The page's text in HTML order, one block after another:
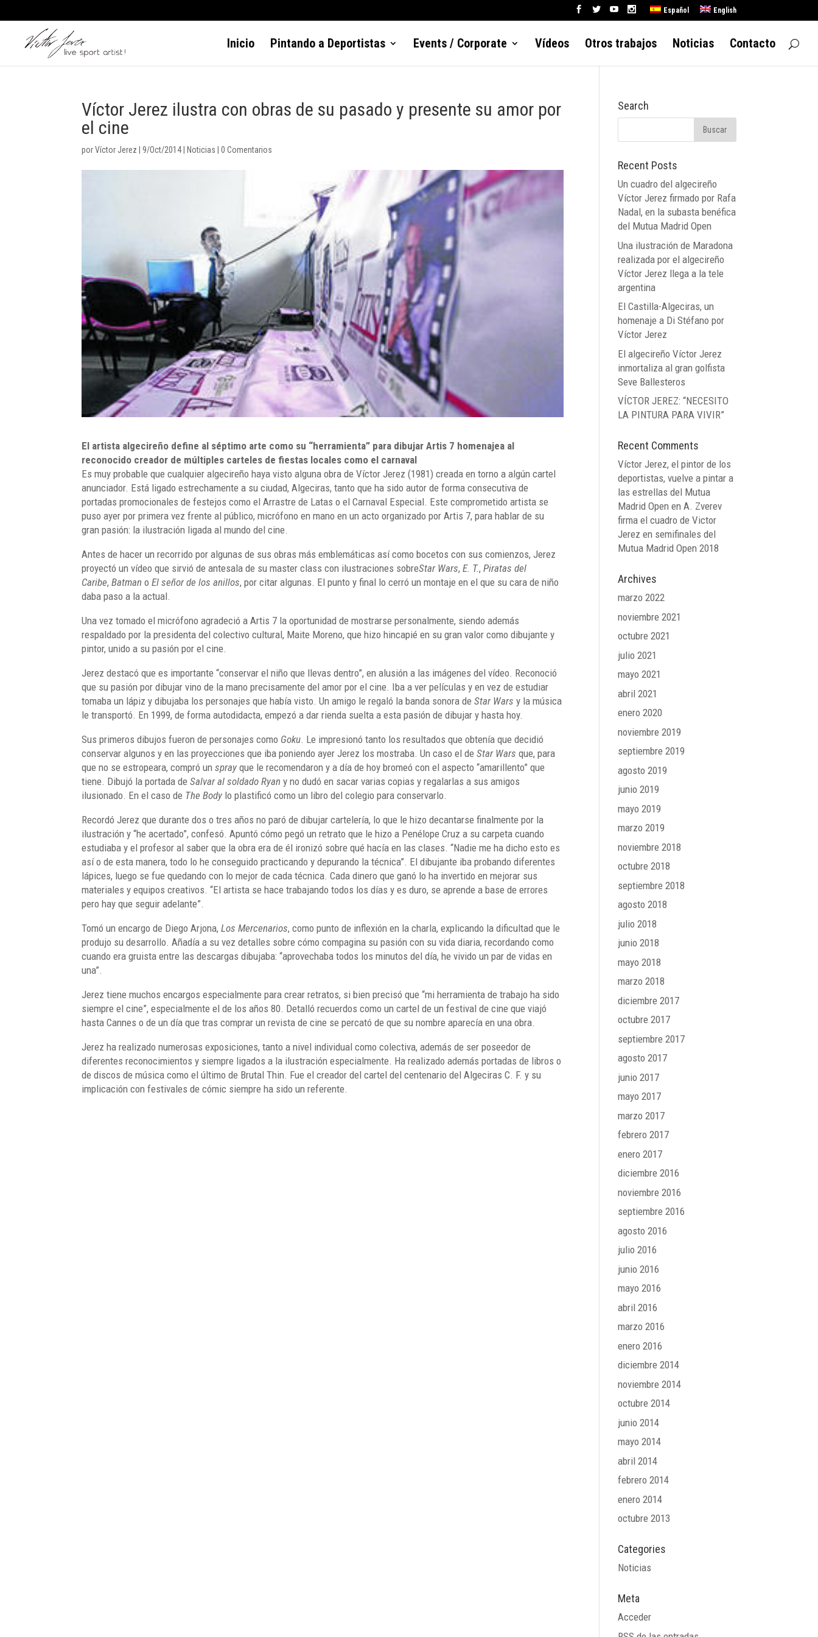
Español English
Inicio Pintando a Deportistas Events / Corporate Vídeos Otros trabajos Noticias Contacto
Víctor Jerez ilustra con obras de su pasado y presente su amor por
el cine
porVíctor Jerez |9/Oct/2014 Noticias |0 Comentarios
El artista algecireño define al séptimo arte como su “herramienta” para dibujar Artis 7 homenajea al
reconocido creador de múltiples carteles de fiestas locales como el carnaval
Es muy probable que cualquier algecireño haya visto alguna obra de Víctor Jerez (1981) creada en torno a algún cartel
anunciador. Está ligado estrechamente a su ciudad, Algeciras, tanto que ha sido autor de forma consecutiva de
portadas promocionales de festejos como el Arrastre de Latas o el Carnaval Especial. Este comprometido artista se
puso ayer por primera vez frente al público, micrófono en mano en un acto organizado por Artis 7, para hablar de su
gran pasión: la ilustración ligada al mundo del cine.
Antes de hacer un recorrido por algunas de sus obras más emblemáticas así como bocetos con sus comienzos, Jerez
proyectó un vídeo que sirvió de antesala de su master class con ilustraciones sobreStar Wars,E. T.,Piratas del
Caribe, Batman o El señor de los anillos, por citar algunas. El punto y final lo cerró un montaje en el que su cara de niño
daba paso a la actual.
Una vez tomado el micrófono agradeció a Artis 7 la oportunidad de mostrarse personalmente, siendo además
respaldado por la presidenta del colectivo cultural, Maite Moreno, que hizo hincapié en su gran valor como dibujante y
pintor, unido a su pasión por el cine.
Jerez destacó que es importante “conservar el niño que llevas dentro”, en alusión a las imágenes del vídeo. Reconoció
que su pasión por dibujar vino de la mano precisamente del amor por el cine. Iba a ver películas y en vez de estudiar
tomaba un lápiz y dibujaba los personajes que había visto. Un amigo le regaló la banda sonora de Star Wars y la música
le transportó. En 1999, de forma autodidacta, empezó a dar rienda suelta a esta pasión de dibujar y hasta hoy.
Sus primeros dibujos fueron de personajes como Goku. Le impresionó tanto los resultados que obtenía que decidió
conservar algunos y en las proyecciones que iba poniendo ayer Jerez los mostraba. Un caso el deStar Wars que, para
que no se estropeara, compró unspray que le recomendaron y a día de hoy bromeó con el aspecto “amarillento” que
tiene. Dibujó la portada deSalvar al soldado Ryan y no dudó en sacar varias copias y regalarlas a sus amigos
ilusionado. En el caso de The Body lo plastificó como un libro del colegio para conservarlo.
Recordó Jerez que durante dos o tres años no paró de dibujar cartelería, lo que le hizo decantarse finalmente por la
ilustración y “he acertado”, confesó. Apuntó cómo pegó un retrato que le hizo a Penélope Cruz a su carpeta cuando
estudiaba y el profesor al saber que la obra era de él ironizó sobre qué hacía en las clases. “Nadie me ha dicho esto es
así o de esta manera, todo lo he conseguido practicando y depurando la técnica”. El dibujante iba probando diferentes
lápices, luego se fue quedando con lo mejor de cada técnica. Cada dinero que ganó lo ha invertido en mejorar sus
materiales y equipos creativos. “El artista se hace trabajando todos los días y es duro, se aprende a base de errores
pero hay que seguir adelante”.
Tomó un encargo de Diego Arjona, Los Mercenarios, como punto de inflexión en la charla, explicando la dificultad que le
produjo su desarrollo. Añadía a su vez detalles sobre cómo compagina su pasión con su vida diaria, recordando como
cuando era gruista entre las descargas dibujaba: “aprovechaba todos los minutos del día, he vivido un par de vidas en
una”.
Jerez tiene muchos encargos especialmente para crear retratos, si bien precisó que “mi herramienta de trabajo ha sido
siempre el cine”, especialmente el de los años 80. Detalló recuerdos como un cartel de un festival de cine que viajó
hasta Cannes o de un día que tras comprar un revista de cine se percató de que su nombre aparecía en una obra.
Jerez ha realizado numerosas exposiciones, tanto a nivel individual como colectiva, además de ser poseedor de
diferentes reconocimientos y siempre ligados a la ilustración especialmente. Ha realizado además portadas de libros o
de discos de música como el último de Brutal Thin. Fue el creador del cartel del centenario del Algeciras C. F. y su
implicación con festivales de cómic siempre ha sido un referente.
Search
Recent Posts
Un cuadro del algecireño
Víctor Jerez firmado por Rafa
Nadal, en la subasta benéfica
del Mutua Madrid Open
Una ilustración de Maradona
realizada por el algecireño
Víctor Jerez llega a la tele
argentina
El Castilla-Algeciras, un
homenaje a Di Stéfano por
Víctor Jerez
El algecireño Víctor Jerez
inmortaliza al gran golfista
Seve Ballesteros
VÍCTOR JEREZ: “NECESITO
LA PINTURA PARA VIVIR”
Recent Comments
Víctor Jerez, el pintor de los
deportistas, vuelve a pintar a
las estrellas del Mutua
Madrid Open enA. Zverev
firma el cuadro de Victor
Jerez en semifinales del
Mutua Madrid Open 2018
Archives
marzo 2022
noviembre 2021
octubre 2021
julio 2021
mayo 2021
abril 2021
enero 2020
noviembre 2019
septiembre 2019
agosto 2019
junio 2019
mayo 2019
marzo 2019
noviembre 2018
octubre 2018
septiembre 2018
agosto 2018
julio 2018
junio 2018
mayo 2018
marzo 2018
diciembre 2017
octubre 2017
septiembre 2017
agosto 2017
junio 2017
mayo 2017
marzo 2017
febrero 2017
enero 2017
diciembre 2016
noviembre 2016
septiembre 2016
agosto 2016
julio 2016
junio 2016
mayo 2016
abril 2016
marzo 2016
enero 2016
diciembre 2014
noviembre 2014
octubre 2014
junio 2014
mayo 2014
abril 2014
febrero 2014
enero 2014
octubre 2013
Categories
Noticias
Meta
Acceder